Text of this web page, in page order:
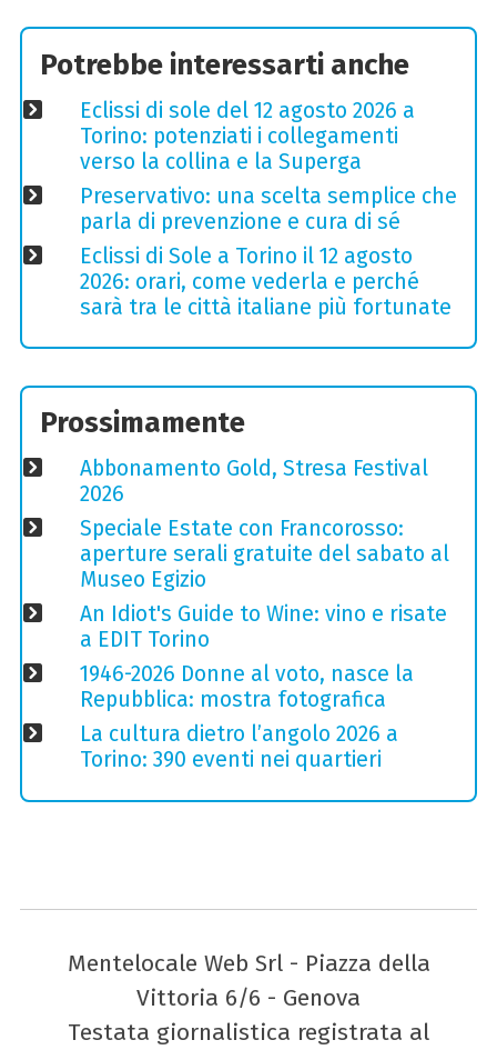
Potrebbe interessarti anche
Eclissi di sole del 12 agosto 2026 a
Torino: potenziati i collegamenti
verso la collina e la Superga
Preservativo: una scelta semplice che
parla di prevenzione e cura di sé
Eclissi di Sole a Torino il 12 agosto
2026: orari, come vederla e perché
sarà tra le città italiane più fortunate
Prossimamente
Abbonamento Gold, Stresa Festival
2026
Speciale Estate con Francorosso:
aperture serali gratuite del sabato al
Museo Egizio
An Idiot's Guide to Wine: vino e risate
a EDIT Torino
1946-2026 Donne al voto, nasce la
Repubblica: mostra fotografica
La cultura dietro l’angolo 2026 a
Torino: 390 eventi nei quartieri
Mentelocale Web Srl - Piazza della
Vittoria 6/6 - Genova
Testata giornalistica registrata al